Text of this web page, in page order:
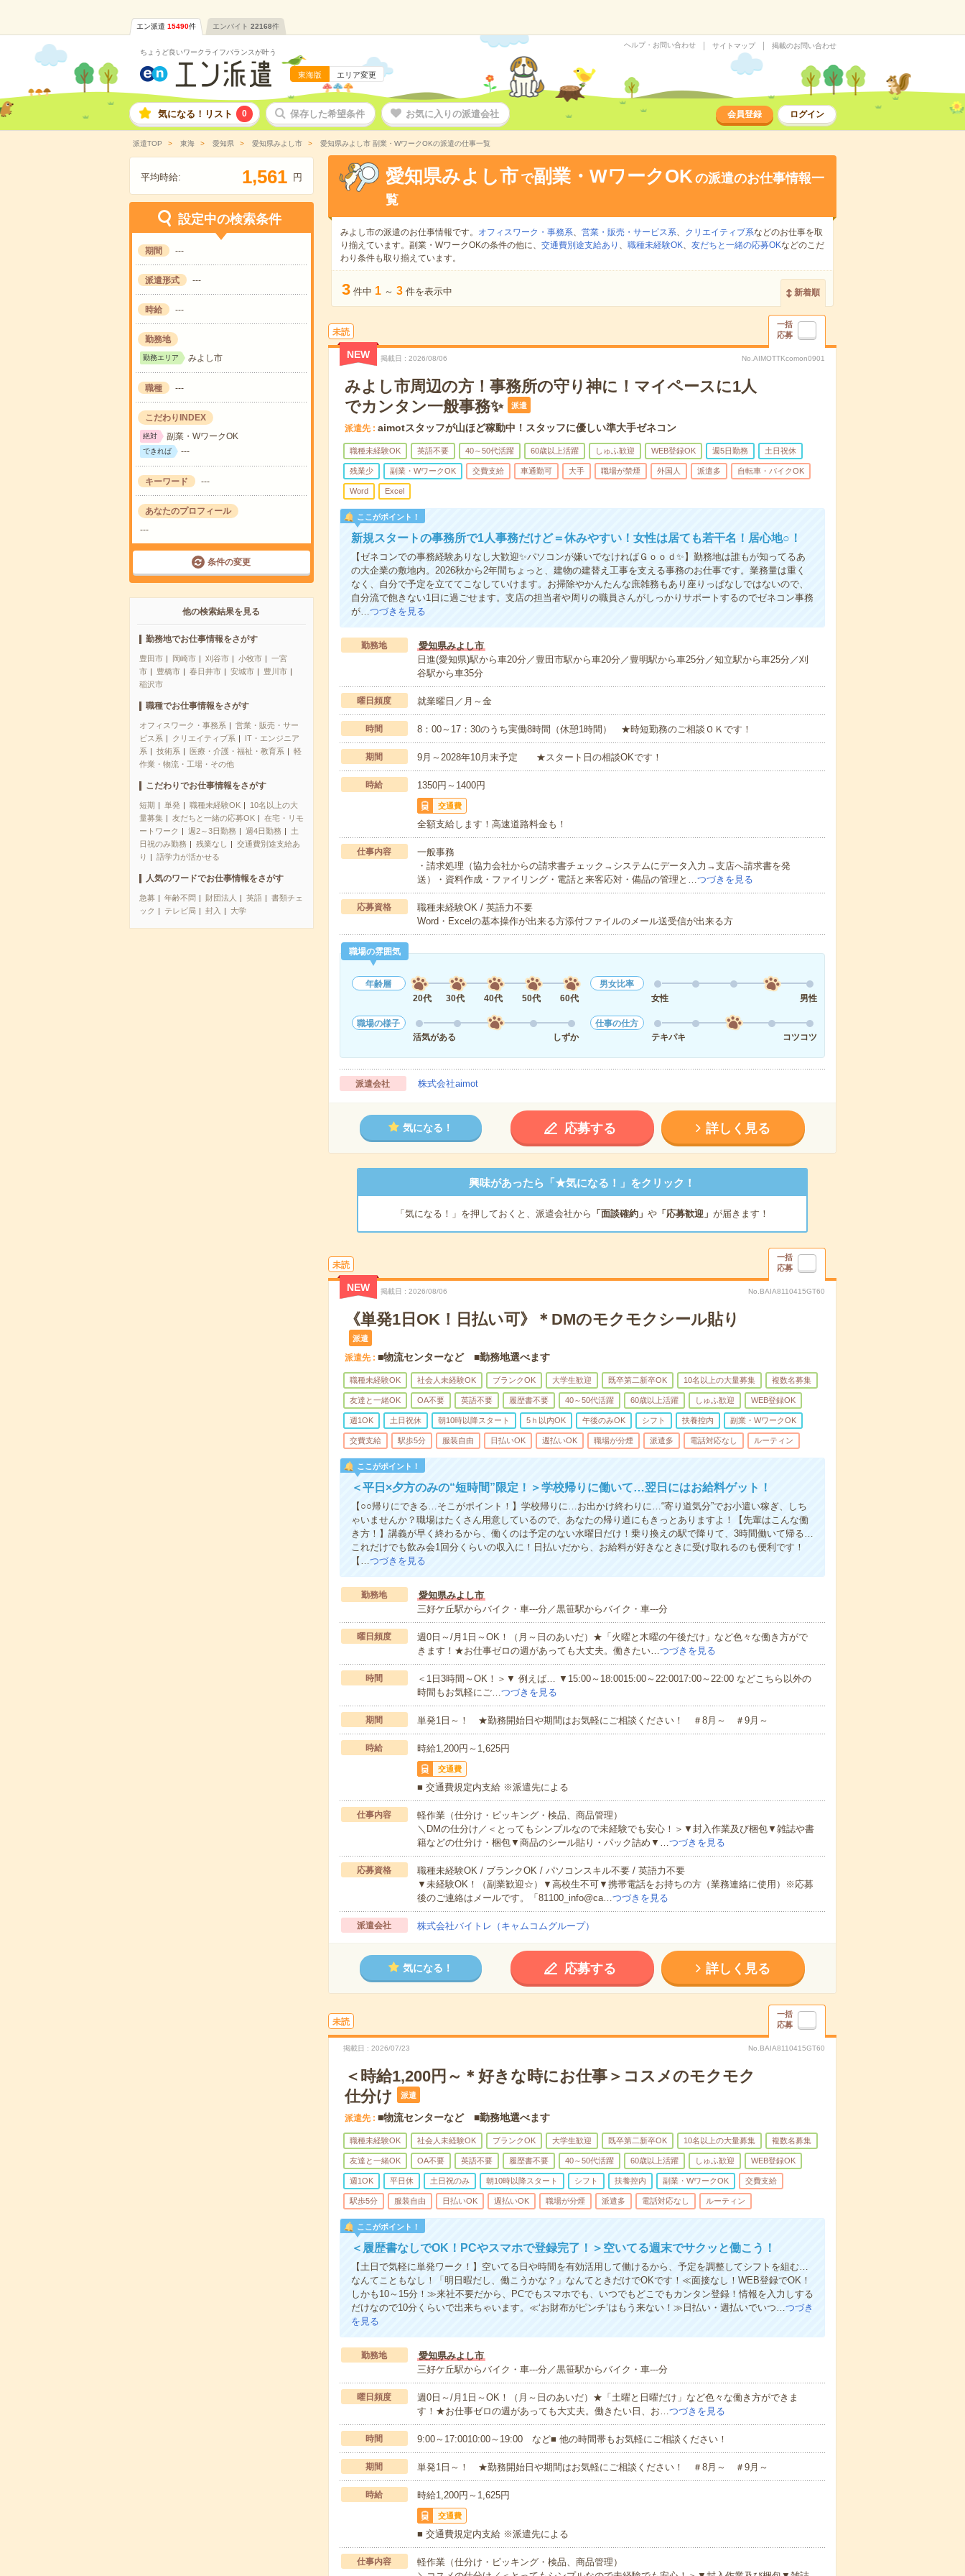
エン派遣 15490件 エンバイト 22168件
ちょうど良いワークライフバランスが叶う
東海版 エリア変更
ヘルプ・お問い合わせ サイトマップ 掲載のお問い合わせ
気になる！リスト 0 保存した希望条件 お気に入りの派遣会社 会員登録 ログイン
派遣TOP 東海 愛知県 愛知県みよし市 愛知県みよし市 副業・WワークOKの派遣の仕事一覧
平均時給: 1,561 円
設定中の検索条件
期間 ---
派遣形式 ---
時給 ---
勤務地
勤務エリア みよし市
職種 ---
こだわりINDEX
絶対 副業・WワークOK
できれば ---
キーワード ---
あなたのプロフィール
---
条件の変更
他の検索結果を見る
勤務地でお仕事情報をさがす
豊田市 岡崎市 刈谷市 小牧市
一宮
市
豊橋市 春日井市 安城市
豊川市
稲沢市
職種でお仕事情報をさがす
オフィスワーク・事務系
営業・販売・サー
ビス系
クリエイティブ系
IT・エンジニア
系
技術系 医療・介護・福祉・教育系
軽
作業・物流・工場・その他
こだわりでお仕事情報をさがす
短期 単発 職種未経験OK
10名以上の大
量募集
友だちと一緒の応募OK
在宅・リモ
ートワーク
週2～3日勤務 週4日勤務
土
日祝のみ勤務
残業なし
交通費別途支給あ
り
語学力が活かせる
人気のワードでお仕事情報をさがす
急募 年齢不問 財団法人 英語
書類チェ
ック
テレビ局 封入 大学
愛知県みよし市 で副業・WワークOKの派遣のお仕事情報一
覧
みよし市の派遣のお仕事情報です。 オフィスワーク・事務系、 営業・販売・サービス系、 クリエイティブ系などのお仕事を取
り揃えています。副業・WワークOKの条件の他に、 交通費別途支給あり 、 職種未経験OK、 友だちと一緒の応募OKなどのこだ
わり条件も取り揃えています。
3 件中 1 ～ 3 件を表示中 新着順
未読
一括
応募
NEW 掲載日 2026/08/06 No.AIMOTTKcomon0901
みよし市周辺の方！事務所の守り神に！マイペースに1人
でカンタン一般事務✨
派遣
派遣先 aimotスタッフが山ほど稼動中！スタッフに優しい準大手ゼネコン
職種未経験OK 英語不要 40～50代活躍 60歳以上活躍 しゅふ歓迎 WEB登録OK 週5日勤務 土日祝休
残業少 副業・WワークOK 交費支給 車通勤可 大手 職場が禁煙 外国人 派遣多 自転車・バイクOK
Word Excel
ここがポイント！
新規スタートの事務所で1人事務だけど＝休みやすい！女性は居ても若干名！居心地○！
【ゼネコンでの事務経験ありなし大歓迎✨パソコンが嫌いでなければＧｏｏｄ✨】勤務地は誰もが知ってるあ
の大企業の敷地内。2026秋から2年間ちょっと、建物の建替え工事を支える事務のお仕事です。業務量は重く
なく、自分で予定を立ててこなしていけます。お掃除やかんたんな庶雑務もあり座りっぱなしではないので、
自分流で飽きない1日に過ごせます。支店の担当者や周りの職員さんがしっかりサポートするのでゼネコン事務
が…つづきを見る
勤務地
愛知県みよし市
日進(愛知県)駅から車20分／豊田市駅から車20分／豊明駅から車25分／知立駅から車25分／刈
谷駅から車35分
曜日頻度 就業曜日／月～金
時間 8：00～17：30のうち実働8時間（休憩1時間） ★時短勤務のご相談ＯＫです！
期間 9月～2028年10月末予定 ★スタート日の相談OKです！
時給 1350円～1400円
交通費
全額支給します！高速道路料金も！
仕事内容
一般事務
・請求処理（協力会社からの請求書チェック→システムにデータ入力→支店へ請求書を発
送）・資料作成・ファイリング・電話と来客応対・備品の管理と…つづきを見る
応募資格
職種未経験OK / 英語力不要
Word・Excelの基本操作が出来る方添付ファイルのメール送受信が出来る方
職場の雰囲気
年齢層
20代
30代 40代 50代 60代
男女比率
女性
男性
職場の様子
活気がある
しずか
仕事の仕方
テキパキ
コツコツ
派遣会社 株式会社aimot
気になる！ 応募する 詳しく見る
興味があったら「★気になる！」をクリック！
「気になる！」を押しておくと、派遣会社から 「面談確約」 や「応募歓迎」 が届きます！
未読
一括
応募
NEW 掲載日 2026/08/06 No.BAIA8110415GT60
《単発1日OK！日払い可》＊DMのモクモクシール貼り
派遣
派遣先 ■物流センターなど ■勤務地選べます
職種未経験OK 社会人未経験OK ブランクOK 大学生歓迎 既卒第二新卒OK 10名以上の大量募集 複数名募集
友達と一緒OK OA不要 英語不要 履歴書不要 40～50代活躍 60歳以上活躍 しゅふ歓迎 WEB登録OK
週1OK 土日祝休 朝10時以降スタート 5ｈ以内OK 午後のみOK シフト 扶養控内 副業・WワークOK
交費支給 駅歩5分 服装自由 日払いOK 週払いOK 職場が分煙 派遣多 電話対応なし ルーティン
ここがポイント！
＜平日×夕方のみの“短時間”限定！＞学校帰りに働いて…翌日にはお給料ゲット！
【○○帰りにできる…そこがポイント！】学校帰りに…お出かけ終わりに…“寄り道気分”でお小遣い稼ぎ、しち
ゃいませんか？職場はたくさん用意しているので、あなたの帰り道にもきっとありますよ！【先輩はこんな働
き方！】講義が早く終わるから、働くのは予定のない水曜日だけ！乗り換えの駅で降りて、3時間働いて帰る…
これだけでも飲み会1回分くらいの収入に！日払いだから、お給料が好きなときに受け取れるのも便利です！
【…つづきを見る
勤務地
愛知県みよし市
三好ケ丘駅からバイク・車---分／黒笹駅からバイク・車---分
曜日頻度
週0日～/月1日～OK！（月～日のあいだ）★「火曜と木曜の午後だけ」など色々な働き方がで
きます！★お仕事ゼロの週があっても大丈夫。働きたい…つづきを見る
時間
＜1日3時間～OK！＞▼ 例えば… ▼15:00～18:0015:00～22:0017:00～22:00 などこちら以外の
時間もお気軽にご…つづきを見る
期間 単発1日～！ ★勤務開始日や期間はお気軽にご相談ください！ ＃8月～ ＃9月～
時給 時給1,200円～1,625円
交通費
■ 交通費規定内支給 ※派遣先による
仕事内容
軽作業（仕分け・ピッキング・検品、商品管理）
＼DMの仕分け／＜とってもシンプルなので未経験でも安心！＞▼封入作業及び梱包▼雑誌や書
籍などの仕分け・梱包▼商品のシール貼り・パック詰め▼…つづきを見る
応募資格
職種未経験OK / ブランクOK / パソコンスキル不要 / 英語力不要
▼未経験OK！（副業歓迎☆）▼高校生不可▼携帯電話をお持ちの方（業務連絡に使用）※応募
後のご連絡はメールです。「81100_info@ca…つづきを見る
派遣会社 株式会社バイトレ（キャムコムグループ）
気になる！ 応募する 詳しく見る
未読
一括
応募
掲載日 2026/07/23 No.BAIA8110415GT60
＜時給1,200円～＊好きな時にお仕事＞コスメのモクモク
仕分け
派遣
派遣先 ■物流センターなど ■勤務地選べます
職種未経験OK 社会人未経験OK ブランクOK 大学生歓迎 既卒第二新卒OK 10名以上の大量募集 複数名募集
友達と一緒OK OA不要 英語不要 履歴書不要 40～50代活躍 60歳以上活躍 しゅふ歓迎 WEB登録OK
週1OK 平日休 土日祝のみ 朝10時以降スタート シフト 扶養控内 副業・WワークOK 交費支給
駅歩5分 服装自由 日払いOK 週払いOK 職場が分煙 派遣多 電話対応なし ルーティン
ここがポイント！
＜履歴書なしでOK！PCやスマホで登録完了！＞空いてる週末でサクッと働こう！
【土日で気軽に単発ワーク！】空いてる日や時間を有効活用して働けるから、予定を調整してシフトを組む…
なんてこともなし！「明日暇だし、働こうかな？」なんてときだけでOKです！≪面接なし！WEB登録でOK！
しかも10～15分！≫来社不要だから、PCでもスマホでも、いつでもどこでもカンタン登録！情報を入力しする
だけなので10分くらいで出来ちゃいます。≪‘お財布がピンチ’はもう来ない！≫日払い・週払いでいつ…つづき
を見る
勤務地
愛知県みよし市
三好ケ丘駅からバイク・車---分／黒笹駅からバイク・車---分
曜日頻度
週0日～/月1日～OK！（月～日のあいだ）★「土曜と日曜だけ」など色々な働き方ができま
す！★お仕事ゼロの週があっても大丈夫。働きたい日、お…つづきを見る
時間 9:00～17:0010:00～19:00 など■ 他の時間帯もお気軽にご相談ください！
期間 単発1日～！ ★勤務開始日や期間はお気軽にご相談ください！ ＃8月～ ＃9月～
時給 時給1,200円～1,625円
交通費
■ 交通費規定内支給 ※派遣先による
仕事内容
軽作業（仕分け・ピッキング・検品、商品管理）